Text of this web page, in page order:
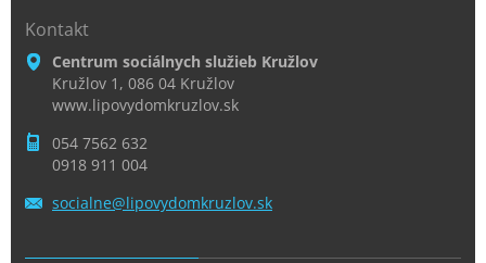
Kontakt
Centrum sociálnych služieb Kružlov
Kružlov 1, 086 04 Kružlov
www.lipovydomkruzlov.sk
054 7562 632
0918 911 004
socialne@lipovydomkruzlov.sk